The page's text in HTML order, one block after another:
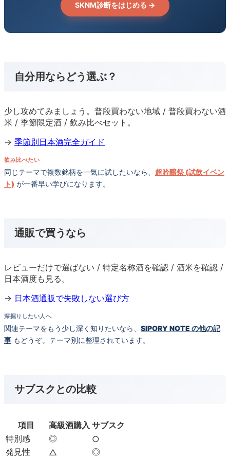
SKNM診断をはじめる →
自分用ならどう選ぶ？
少し攻めてみましょう。普段買わない地域 / 普段買わない酒
米 / 季節限定酒 / 飲み比べセット。
→ 季節別日本酒完全ガイド
飲み比べたい
同じテーマで複数銘柄を一気に試したいなら、 超吟醸祭 (試飲イベン
ト) が一番早い学びになります。
通販で買うなら
レビューだけで選ばない / 特定名称酒を確認 / 酒米を確認 /
日本酒度も見る。
→ 日本酒通販で失敗しない選び方
深掘りしたい人へ
関連テーマをもう少し深く知りたいなら、 SIPORY NOTE の他の記
事 もどうぞ。テーマ別に整理されています。
サブスクとの比較
項目 高級酒購入 サブスク
特別感
◎
○
発見性
△
◎